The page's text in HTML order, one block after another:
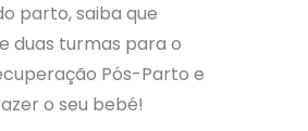
parto, saiba que
duas turmas para o
Pós-Parto e
o seu bebé!